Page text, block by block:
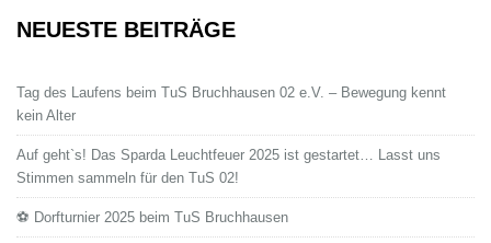
NEUESTE BEITRÄGE
Tag des Laufens beim TuS Bruchhausen 02 e.V. – Bewegung kennt
kein Alter
Auf geht`s! Das Sparda Leuchtfeuer 2025 ist gestartet… Lasst uns
Stimmen sammeln für den TuS 02!
⚽ Dorfturnier 2025 beim TuS Bruchhausen